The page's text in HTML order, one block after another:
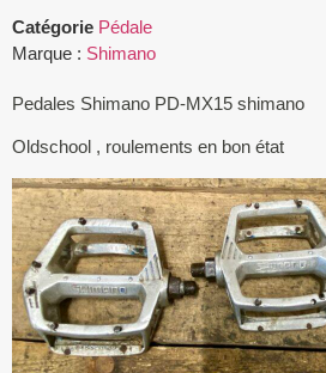
Catégorie Pédale
Marque : Shimano
Pedales Shimano PD-MX15 shimano
Oldschool , roulements en bon état